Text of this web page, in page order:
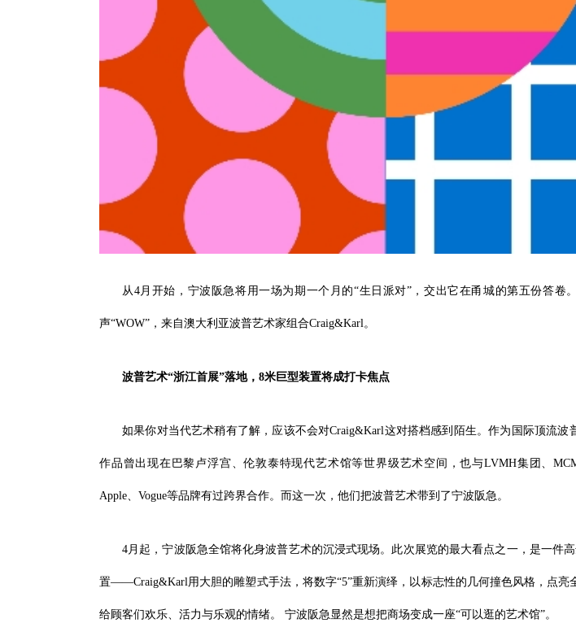
从4月开始，宁波阪急将用一场为期一个月的“生日派对”，交出它在甬城的第五份答卷
声“WOW”，来自澳大利亚波普艺术家组合Craig&Karl。
波普艺术“浙江首展”落地，8米巨型装置将成打卡焦点
如果你对当代艺术稍有了解，应该不会对Craig&Karl这对搭档感到陌生。作为国际顶流波
作品曾出现在巴黎卢浮宫、伦敦泰特现代艺术馆等世界级艺术空间，也与LVMH集团、MCM
Apple、Vogue等品牌有过跨界合作。而这一次，他们把波普艺术带到了宁波阪急。
4月起，宁波阪急全馆将化身波普艺术的沉浸式现场。此次展览的最大看点之一，是一件
置——Craig&Karl用大胆的雕塑式手法，将数字“5”重新演绎，以标志性的几何撞色风格，点亮
给顾客们欢乐、活力与乐观的情绪。 宁波阪急显然是想把商场变成一座“可以逛的艺术馆”。